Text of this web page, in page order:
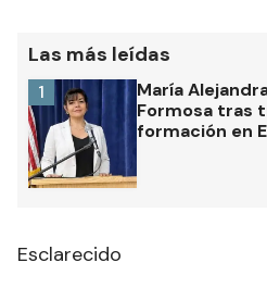
Las más leídas
María
Formosa tras
formación en
1
Esclarecido